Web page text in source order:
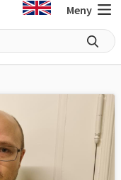
Meny